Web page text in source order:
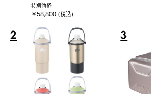
特別価格
￥58,800 (税込)
2 3